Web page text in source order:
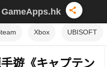
GameApps.hk
Xbox UBISOFT
遊《キャプテン